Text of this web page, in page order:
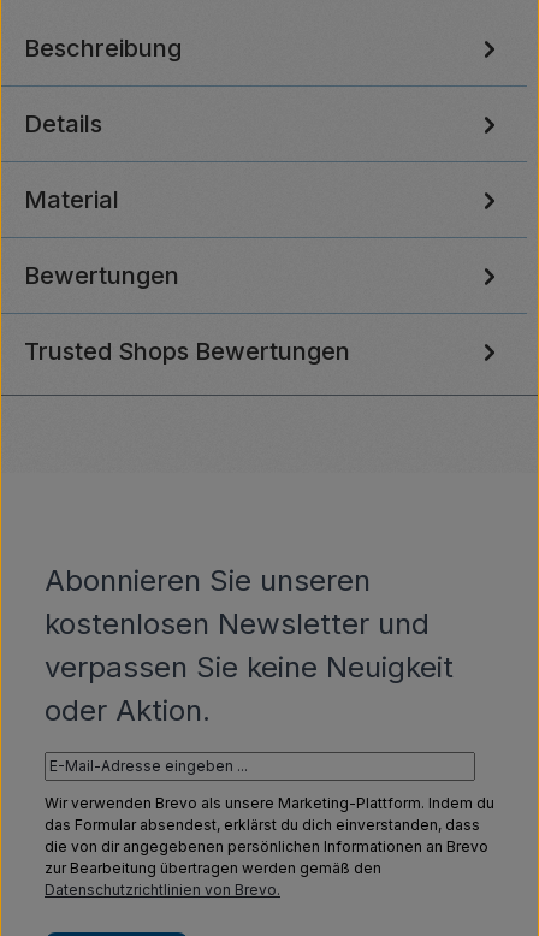
Beschreibung
Details
Material
Bewertungen
Trusted Shops Bewertungen
Abonnieren Sie unseren
kostenlosen Newsletter und
verpassen Sie keine Neuigkeit
oder Aktion.
Wir verwenden Brevo als unsere Marketing-Plattform. Indem du
das Formular absendest, erklärst du dich einverstanden, dass
die von dir angegebenen persönlichen Informationen an Brevo
zur Bearbeitung übertragen werden gemäß den
Datenschutzrichtlinien von Brevo.